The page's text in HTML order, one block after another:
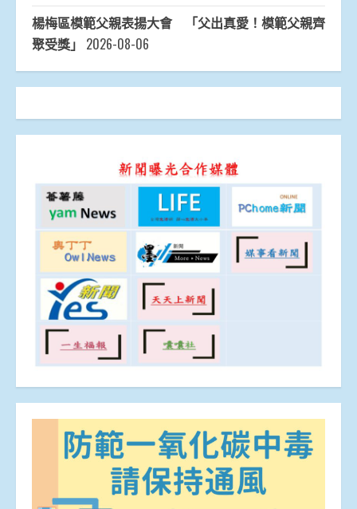
楊梅區模範父親表揚大會 「父出真愛！模範父親齊
聚受獎」 2026-08-06